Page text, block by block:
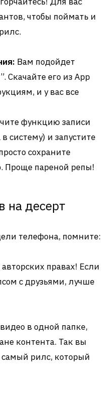
чтобы поймать и
Вам подойдет
Скачайте его из App
и у вас все
функцию записи
систему) и запустите
сохраните
Проще пареной репы!
на десерт
телефона, помните:
правах! Если
с друзьями, лучше
в одной папке,
контента. Так вы
самый рилс, который